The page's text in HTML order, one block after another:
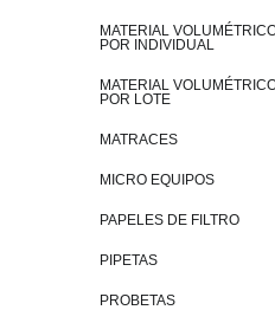
MATERIAL
POR INDIVIDUAL
MATERIAL
POR LOTE
MATRACES
MICRO EQUIPOS
PAPELES DE FILTRO
PIPETAS
PROBETAS